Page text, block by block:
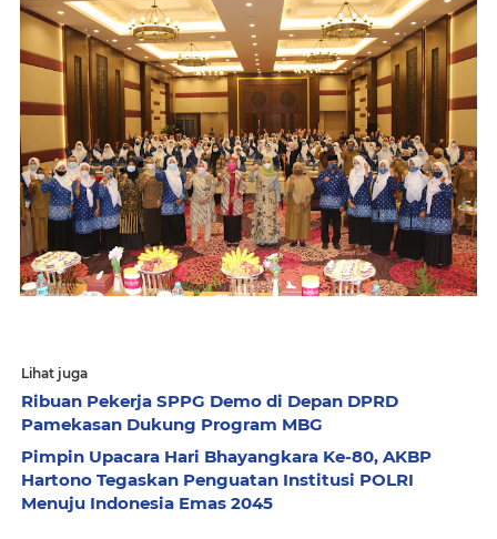
Lihat juga
Ribuan Pekerja SPPG Demo di Depan DPRD
Pamekasan Dukung Program MBG
Pimpin Upacara Hari Bhayangkara Ke-80, AKBP
Hartono Tegaskan Penguatan Institusi POLRI
Menuju Indonesia Emas 2045